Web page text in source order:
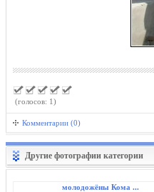
(голосов: 1)
Комментарии (0)
Другие фотографии категории
молодожёны Кома ...